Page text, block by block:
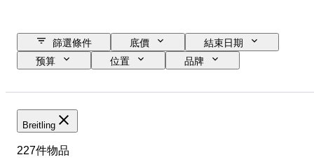
篩選條件 底價
結束日期
预算
位置
品牌
錶帶材質
Breitling
227件物品